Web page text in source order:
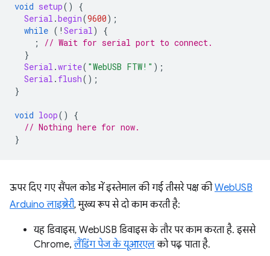
void setup()
{
Serial .begin(9600);
while ( ! Serial)
{
;
// Wait for serial port to connect.
}
Serial .write( "WebUSB FTW!" );
Serial . flush();
}
void loop()
{
// Nothing here for now.
}
ऊपर दिए गए सैंपल कोड में इस्तेमाल की गई तीसरे पक्ष कीWebUSB
Arduino लाइब्रेरी, मुख्य रूप से दो काम करती है:
यह डिवाइस, WebUSB डिवाइस के तौर पर काम करता है. इससे
Chrome,लैंडिंग पेज के यूआरएलको पढ़ पाता है.